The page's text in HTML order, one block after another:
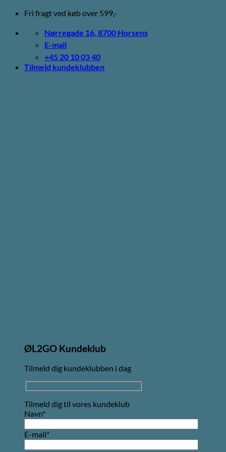
Fortsæt
indhold
Fri fragt ved køb over 599,-
Nørregade 16, 8700 Horsens
E-mail
+45 20 10 03 40
Tilmeld kundeklubben
ØL2GO Kundeklub
Tilmeld dig kundeklubben i dag
Tilmeld dig til vores kundeklub
Navn*
E-mail*